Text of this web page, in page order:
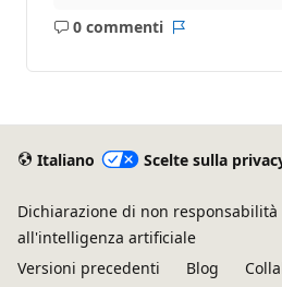
0 commenti
Nessun
Italiano Scelte sulla
Dichiarazione di non responsabilità
all'intelligenza artificiale
Versioni precedenti
Blog